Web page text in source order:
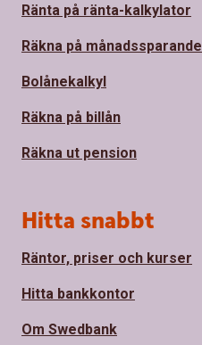
Ränta på ränta-kalkylator
Räkna på månadssparande
Bolånekalkyl
Räkna på billån
Räkna ut pension
Hitta snabbt
Räntor, priser och kurser
Hitta bankkontor
Om Swedbank